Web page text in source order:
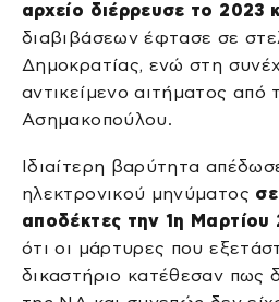
αρχείο διέρρευσε το 2023
διαβιβάσεων έφτασε σε
Δημοκρατίας, ενώ στη
αντικείμενο αιτήματος από
Ασημακοπούλου.
Ιδιαίτερη βαρύτητα
ηλεκτρονικού μηνύματος
αποδέκτες την 1η Μαρτίου
ότι οι μάρτυρες που
δικαστήριο κατέθεσαν πως